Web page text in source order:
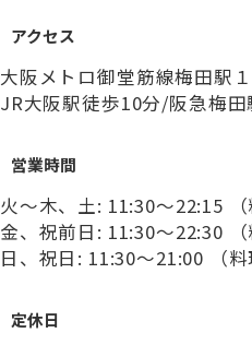
アクセス
大阪メトロ御堂筋線梅田駅
JR大阪駅徒歩10分/阪急梅
営業時間
火～木、土: 11:30～22:15
金、祝前日: 11:30～22:30
日、祝日: 11:30～21:00 （
定休日